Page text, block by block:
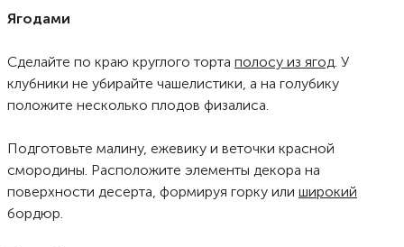
Ягодами
Сделайте по краю круглого торта полосу из ягод. У
клубники не убирайте чашелистики, а на голубику
положите несколько плодов физалиса.
Подготовьте малину, ежевику и веточки красной
смородины. Расположите элементы декора на
поверхности десерта, формируя горку или широкий
бордюр.